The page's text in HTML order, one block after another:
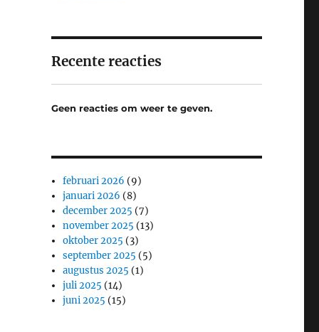
Recente reacties
Geen reacties om weer te geven.
februari 2026 (9)
januari 2026 (8)
december 2025 (7)
november 2025 (13)
oktober 2025 (3)
september 2025 (5)
augustus 2025 (1)
juli 2025 (14)
juni 2025 (15)